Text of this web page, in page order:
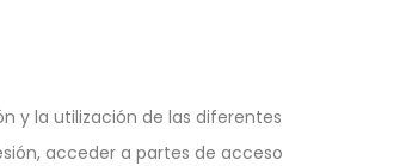
y la utilización de las diferentes
acceder a partes de acceso